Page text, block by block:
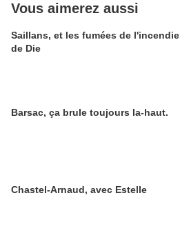
Vous aimerez aussi
Saillans, et les fumées de l'incendie
de Die
Barsac, ça brule toujours la-haut.
Chastel-Arnaud, avec Estelle